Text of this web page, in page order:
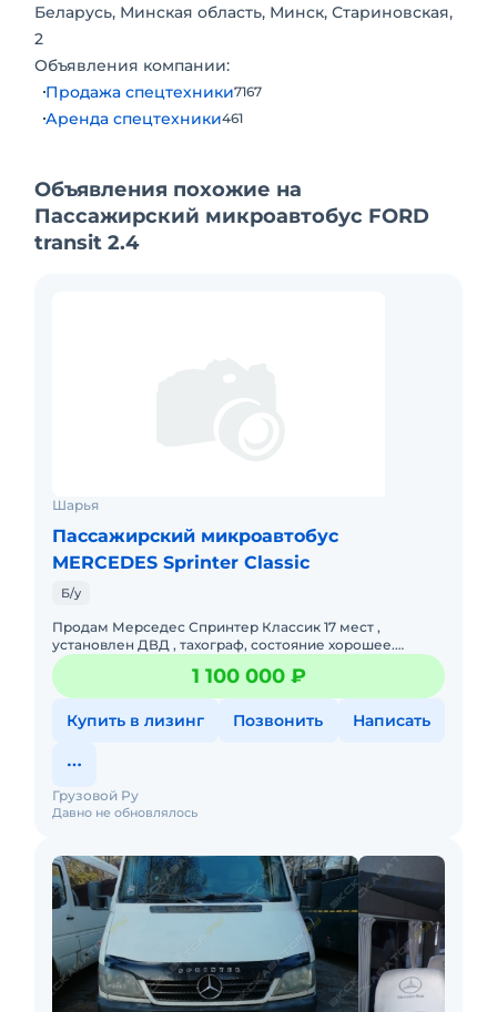
Беларусь, Минская область, Минск, Стариновская,
2
Объявления компании:
Продажа спецтехники7167
Аренда спецтехники461
Объявления похожие на
Пассажирский микроавтобус FORD
transit 2.4
Шарья
Пассажирский микроавтобус
MERCEDES Sprinter Classic
Б/у
Продам Мерседес Спринтер Классик 17 мест ,
установлен ДВД , тахограф, состояние хорошее.
Обмен на Газель Некст
1 100 000 ₽
Купить в лизинг Позвонить Написать
Давно не обновлялось
Грузовой Ру